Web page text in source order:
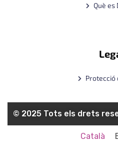
Què es
Protecció
© 2025 Tots els drets
Català